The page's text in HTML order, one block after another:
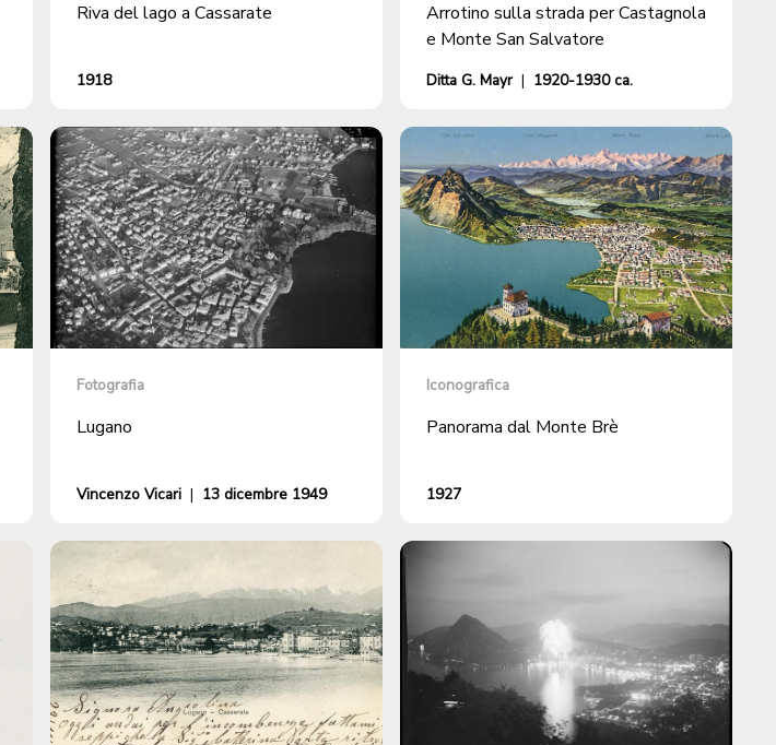
Riva del lago a Cassarate
1918
Arrotino sulla strada per Castagnola
e Monte San Salvatore
Ditta G. Mayr | 1920-1930 ca.
Fotografia
Lugano
Vincenzo Vicari | 13 dicembre 1949
Iconografica
Panorama dal Monte Brè
1927